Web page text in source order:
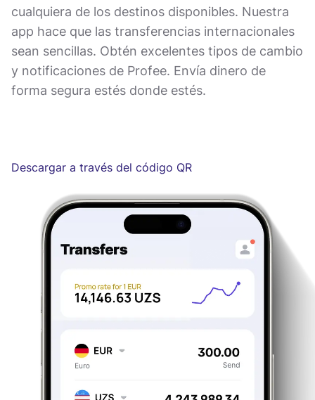
cualquiera de los destinos disponibles. Nuestra
app hace que las transferencias internacionales
sean sencillas. Obtén excelentes tipos de cambio
y notificaciones de Profee. Envía dinero de
forma segura estés donde estés.
Descargar a través del código QR